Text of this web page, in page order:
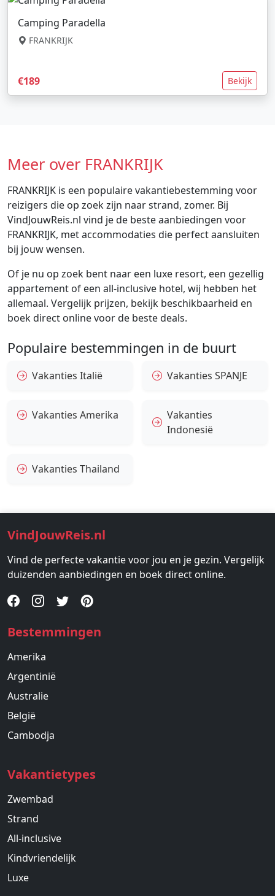
Camping Paradella
FRANKRIJK
€189 Bekijk
Meer over FRANKRIJK
FRANKRIJK is een populaire vakantiebestemming voor
reizigers die op zoek zijn naar strand, zomer. Bij
VindJouwReis.nl vind je de beste aanbiedingen voor
FRANKRIJK, met accommodaties die perfect aansluiten
bij jouw wensen.
Of je nu op zoek bent naar een luxe resort, een gezellig
appartement of een all-inclusive hotel, wij hebben het
allemaal. Vergelijk prijzen, bekijk beschikbaarheid en
boek direct online voor de beste deals.
Populaire bestemmingen in de buurt
Vakanties Italië Vakanties SPANJE
Vakanties Amerika
Vakanties
Indonesië
Vakanties Thailand
VindJouwReis.nl
Vind de perfecte vakantie voor jou en je gezin. Vergelijk
duizenden aanbiedingen en boek direct online.
Bestemmingen
Amerika
Argentinië
Australie
België
Cambodja
Vakantietypes
Zwembad
Strand
All-inclusive
Kindvriendelijk
Luxe